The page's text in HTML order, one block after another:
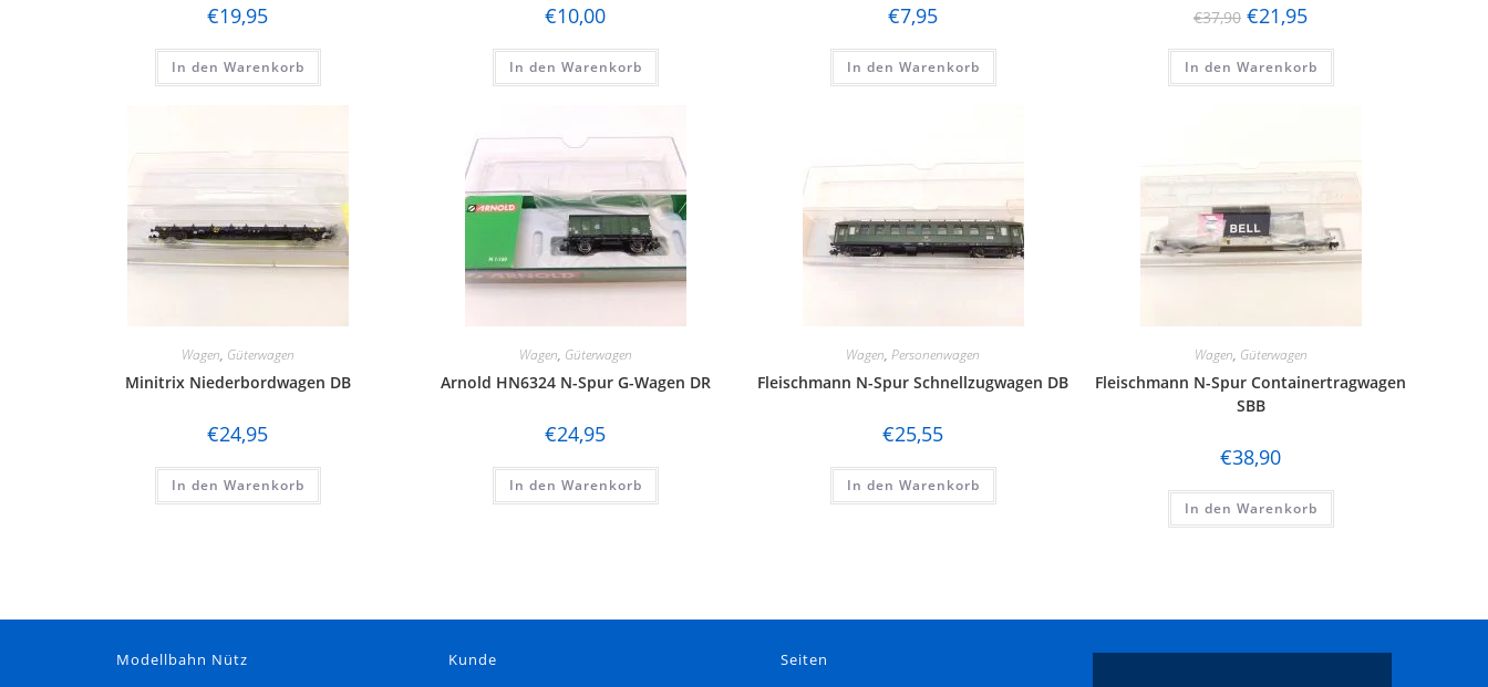
€19,95
In den Warenkorb
€10,00
In den Warenkorb
€7,95
In den Warenkorb
€37,90 €21,95
In den Warenkorb
Wagen, Güterwagen
Minitrix Niederbordwagen DB
€24,95
In den Warenkorb
Wagen, Güterwagen
Arnold HN6324 N-Spur G-Wagen DR
€24,95
In den Warenkorb
Wagen, Personenwagen
Fleischmann N-Spur Schnellzugwagen DB
€25,55
In den Warenkorb
Wagen, Güterwagen
Fleischmann N-Spur Containertragwagen
SBB
€38,90
In den Warenkorb
Modellbahn Nütz Kunde Seiten